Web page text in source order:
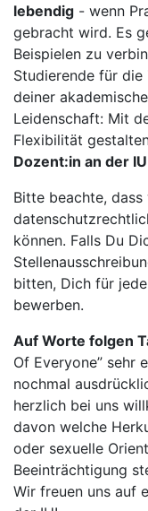
lebendig - wenn
gebracht wird. Es
Beispielen zu
Studierende für
deiner
Leidenschaft: Mit
Flexibilität
Dozent:in an der
Bitte beachte,
können. Falls Du
bitten, Dich für
bewerben.
Auf Worte folgen
Of Everyone” sehr
nochmal
herzlich bei uns
davon welche
oder sexuelle
Beeinträchtigung
Wir freuen uns auf